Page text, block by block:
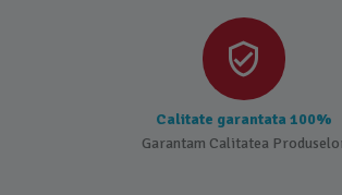
Calitate garantata 100%
Garantam Calitatea